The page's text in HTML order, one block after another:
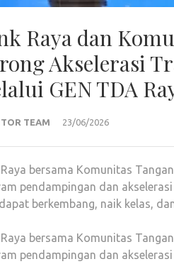
Raya dan
Akselerasi
GEN TDA
TEAM 23/06/2026
bersama Komunitas
pendampingan dan
berkembang, naik kelas,
bersama Komunitas
pendampingan dan